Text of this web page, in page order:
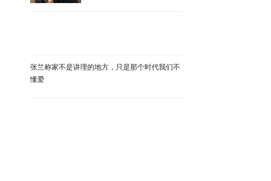
张兰称家不是讲理的地方，只是那个时代我们不
懂爱